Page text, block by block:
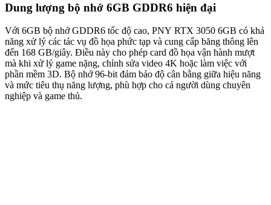
Dung lượng bộ nhớ 6GB GDDR6 hiện đại
Với 6GB bộ nhớ GDDR6 tốc độ cao, PNY RTX 3050 6GB có khả
năng xử lý các tác vụ đồ họa phức tạp và cung cấp băng thông lên
đến 168 GB/giây. Điều này cho phép card đồ họa vận hành mượt
mà khi xử lý game nặng, chỉnh sửa video 4K hoặc làm việc với
phần mềm 3D. Bộ nhớ 96-bit đảm bảo độ cân bằng giữa hiệu năng
và mức tiêu thụ năng lượng, phù hợp cho cả người dùng chuyên
nghiệp và game thủ.